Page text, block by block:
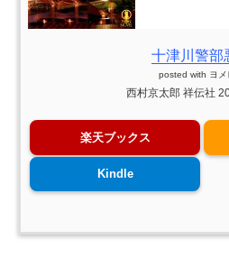
十津川警部
posted with ヨ
西村京太郎 祥伝社
楽天ブックス
Kindle